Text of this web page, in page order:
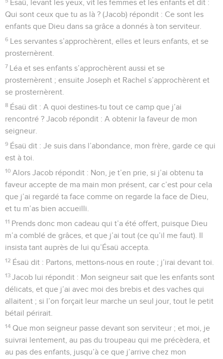
Ésaü, levant les yeux, vit les femmes et les enfants et dit :
Qui sont ceux que tu as là ? (Jacob) répondit : Ce sont les
enfants que Dieu dans sa grâce a donnés à ton serviteur.
6 Les servantes s’approchèrent, elles et leurs enfants, et se
prosternèrent.
7 Léa et ses enfants s’approchèrent aussi et se
prosternèrent ; ensuite Joseph et Rachel s’approchèrent et
se prosternèrent.
8 Ésaü dit : A quoi destines-tu tout ce camp que j’ai
rencontré ? Jacob répondit : A obtenir la faveur de mon
seigneur.
9 Ésaü dit : Je suis dans l’abondance, mon frère, garde ce qui
est à toi.
10 Alors Jacob répondit : Non, je t’en prie, si j’ai obtenu ta
faveur accepte de ma main mon présent, car c’est pour cela
que j’ai regardé ta face comme on regarde la face de Dieu,
et tu m’as bien accueilli.
11 Prends donc mon cadeau qui t’a été offert, puisque Dieu
m’a comblé de grâces, et que j’ai tout (ce qu’il me faut). Il
insista tant auprès de lui qu’Ésaü accepta.
12 Ésaü dit : Partons, mettons-nous en route ; j’irai devant toi.
13 Jacob lui répondit : Mon seigneur sait que les enfants sont
délicats, et que j’ai avec moi des brebis et des vaches qui
allaitent ; si l’on forçait leur marche un seul jour, tout le petit
bétail périrait.
14 Que mon seigneur passe devant son serviteur ; et moi, je
suivrai lentement, au pas du troupeau qui me précèdera, et
au pas des enfants, jusqu’à ce que j’arrive chez mon